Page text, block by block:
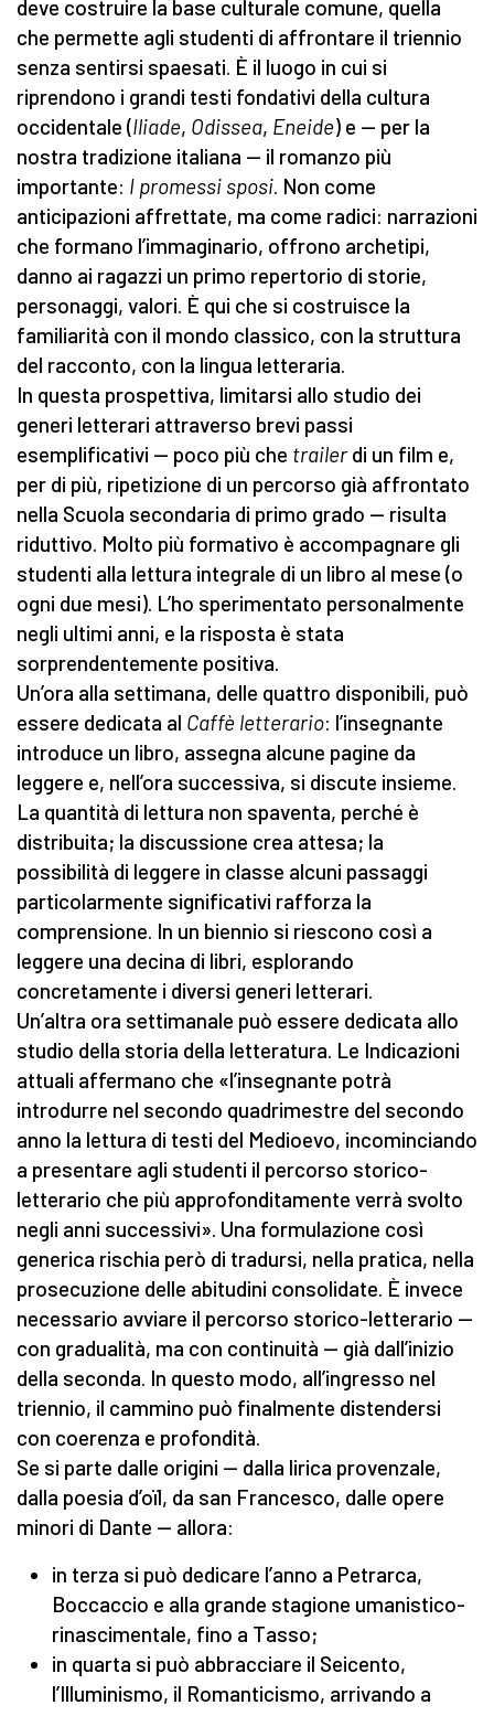
deve costruire la base culturale comune, quella
che permette agli studenti di affrontare il triennio
senza sentirsi spaesati. È il luogo in cui si
riprendono i grandi testi fondativi della cultura
occidentale (Iliade, Odissea, Eneide) e — per la
nostra tradizione italiana — il romanzo più
importante: I promessi sposi. Non come
anticipazioni affrettate, ma come radici: narrazioni
che formano l’immaginario, offrono archetipi,
danno ai ragazzi un primo repertorio di storie,
personaggi, valori. È qui che si costruisce la
familiarità con il mondo classico, con la struttura
del racconto, con la lingua letteraria.
In questa prospettiva, limitarsi allo studio dei
generi letterari attraverso brevi passi
esemplificativi — poco più che trailerdi un film e,
per di più, ripetizione di un percorso già affrontato
nella Scuola secondaria di primo grado — risulta
riduttivo. Molto più formativo è accompagnare gli
studenti alla lettura integrale di un libro al mese (o
ogni due mesi). L’ho sperimentato personalmente
negli ultimi anni, e la risposta è stata
sorprendentemente positiva.
Un’ora alla settimana, delle quattro disponibili, può
essere dedicata al Caffè letterario: l’insegnante
introduce un libro, assegna alcune pagine da
leggere e, nell’ora successiva, si discute insieme.
La quantità di lettura non spaventa, perché è
distribuita; la discussione crea attesa; la
possibilità di leggere in classe alcuni passaggi
particolarmente significativi rafforza la
comprensione. In un biennio si riescono così a
leggere una decina di libri, esplorando
concretamente i diversi generi letterari.
Un’altra ora settimanale può essere dedicata allo
studio della storia della letteratura. Le Indicazioni
attuali affermano che «l’insegnante potrà
introdurre nel secondo quadrimestre del secondo
anno la lettura di testi del Medioevo, incominciando
a presentare agli studenti il percorso storico-
letterario che più approfonditamente verrà svolto
negli anni successivi». Una formulazione così
generica rischia però di tradursi, nella pratica, nella
prosecuzione delle abitudini consolidate. È invece
necessario avviare il percorso storico-letterario —
con gradualità, ma con continuità — già dall’inizio
della seconda. In questo modo, all’ingresso nel
triennio, il cammino può finalmente distendersi
con coerenza e profondità.
Se si parte dalle origini — dalla lirica provenzale,
dalla poesia d’oïl, da san Francesco, dalle opere
minori di Dante — allora:
in terza si può dedicare l’anno a Petrarca,
Boccaccio e alla grande stagione umanistico-
rinascimentale, fino a Tasso;
in quarta si può abbracciare il Seicento,
l’Illuminismo, il Romanticismo, arrivando a